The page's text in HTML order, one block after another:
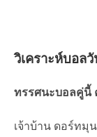
วิเคราะห์บอล
ทรรศนะบอลคู่นี้
เจ้าบ้าน ดอร์ทมุ